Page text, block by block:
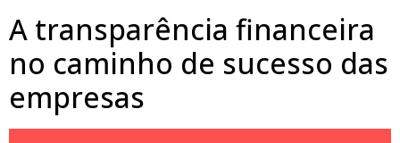
A transparência financeira
no caminho de sucesso das
empresas